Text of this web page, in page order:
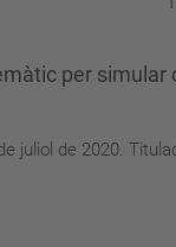
per simular
juliol de 2020.